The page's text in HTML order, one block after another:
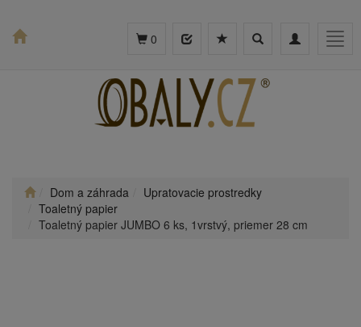
Toggle
Toggle
0
Dom a záhrada
Upratovacie prostredky
Toaletný papier
Toaletný papier JUMBO 6 ks, 1vrstvý, priemer 28 cm